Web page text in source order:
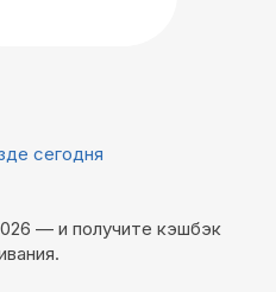
сегодня
— и получите кэшбэк